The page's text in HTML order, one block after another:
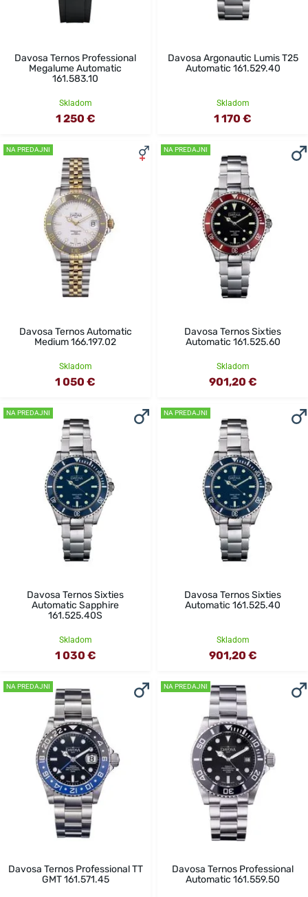
Davosa Ternos Professional
Megalume Automatic
161.583.10
Skladom
1 250 €
Davosa Argonautic Lumis T25
Automatic 161.529.40
Skladom
1 170 €
NA PREDAJNI
Davosa Ternos Automatic
Medium 166.197.02
Skladom
1 050 €
NA PREDAJNI
Davosa Ternos Sixties
Automatic 161.525.60
Skladom
901,20 €
NA PREDAJNI
Davosa Ternos Sixties
Automatic Sapphire
161.525.40S
Skladom
1 030 €
NA PREDAJNI
Davosa Ternos Sixties
Automatic 161.525.40
Skladom
901,20 €
NA PREDAJNI
Davosa Ternos Professional TT
GMT 161.571.45
NA PREDAJNI
Davosa Ternos Professional
Automatic 161.559.50